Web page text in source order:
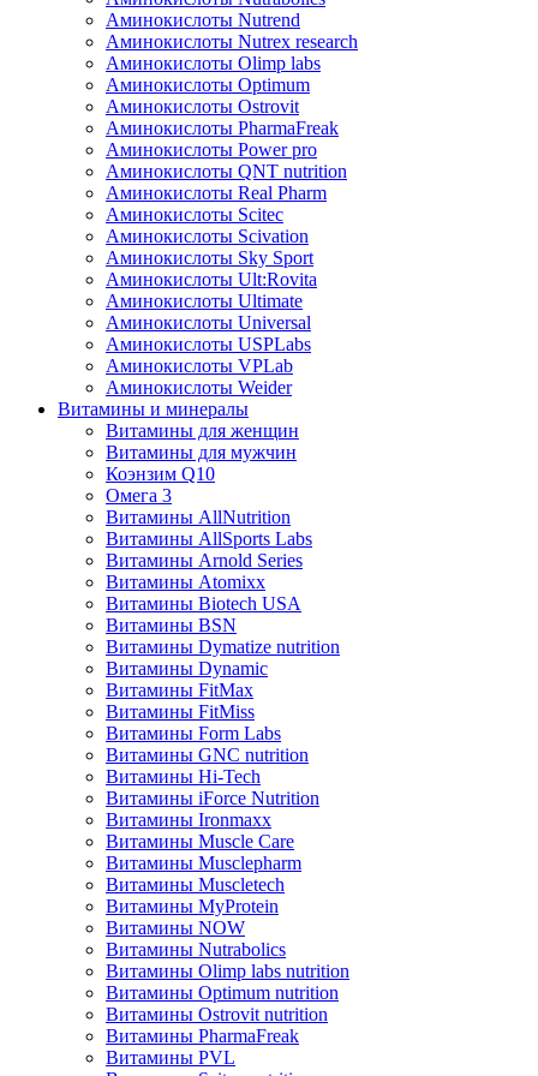
Аминокислоты Nutrend
Аминокислоты Nutrex research
Аминокислоты Olimp labs
Аминокислоты Optimum
Аминокислоты Ostrovit
Аминокислоты PharmaFreak
Аминокислоты Power pro
Аминокислоты QNT nutrition
Аминокислоты Real Pharm
Аминокислоты Scitec
Аминокислоты Scivation
Аминокислоты Sky Sport
Аминокислоты Ult:Rovita
Аминокислоты Ultimate
Аминокислоты Universal
Аминокислоты USPLabs
Аминокислоты VPLab
Аминокислоты Weider
Витамины и минералы
Витамины для женщин
Витамины для мужчин
Коэнзим Q10
Омега 3
Витамины AllNutrition
Витамины AllSports Labs
Витамины Arnold Series
Витамины Atomixx
Витамины Biotech USA
Витамины BSN
Витамины Dymatize nutrition
Витамины Dynamic
Витамины FitMax
Витамины FitMiss
Витамины Form Labs
Витамины GNC nutrition
Витамины Hi-Tech
Витамины iForce Nutrition
Витамины Ironmaxx
Витамины Muscle Care
Витамины Musclepharm
Витамины Muscletech
Витамины MyProtein
Витамины NOW
Витамины Nutrabolics
Витамины Olimp labs nutrition
Витамины Optimum nutrition
Витамины Ostrovit nutrition
Витамины PharmaFreak
Витамины PVL